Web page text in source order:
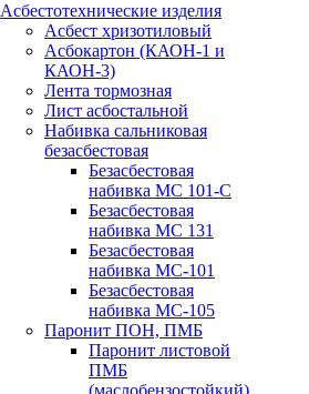
Асбестотехнические изделия
Асбест хризотиловый
Асбокартон (КАОН-1 и
КАОН-3)
Лента тормозная
Лист асбостальной
Набивка сальниковая
безасбестовая
Безасбестовая
набивка МС 101-С
Безасбестовая
набивка МС 131
Безасбестовая
набивка МС-101
Безасбестовая
набивка МС-105
Паронит ПОН, ПМБ
Паронит листовой
ПМБ